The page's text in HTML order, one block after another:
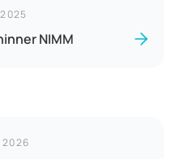
NIMM
2026